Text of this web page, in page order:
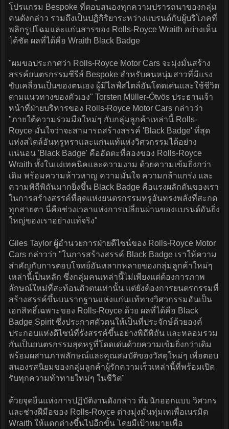
โปรแกรม Bespoke ที่ตอบสนองทุกความปรารถนาของกลุ่ม
คนดังกล่าว รวมถึงเป็นปฏิกิริยาระหว่างแบรนด์กับผู้บริโภคที่
พลิกรูปโฉมและแก่นสารของ Rolls-Royce Wraith อย่างเห็น
ได้ชัด ผลที่ได้คือ Wraith Black Badge
"ผมขอประกาศว่า Rolls-Royce Motor Cars จะมุ่งมั่นสร้าง
สรรค์ยนตรกรรมซีรีส์ Bespoke สำหรับคนหนุ่มสาวที่มีแรง
ขับเคลื่อนเป็นของตนเอง ผู้มีไลฟ์สไตล์อันโดดเด่นและใช้ชีวิต
ตามแนวทางของตัวเอง" Torsten Müller-Ötvös ประธานเจ้า
หน้าที่ฝ่ายบริหารของ Rolls-Royce Motor Cars กล่าวว่า
"ภายใต้ความร่วมมือใหม่ๆ กับกลุ่มลูกค้าเหล่านี้ Rolls-
Royce มั่นใจว่าจะสามารถสร้างสรรค์ 'Black Badge' ที่สุด
แห่งสไตล์อันหรูหราและแก่นแท้แห่งวิศวกรรมได้อย่าง
แน่นอน 'Black Badge' คืออัตตะที่สองของ Rolls-Royce
Wraith ทั้งในแง่เทคนิคและความงาม ด้วยความเข้มยิ่งกว่า
เดิม พร้อมความห้าวหาญ ความมั่นใจ ความกล้าแกร่ง และ
ความพิถีพิถันมากยิ่งขึ้น Black Badge คือแรงผลักดันของเรา
ในการสร้างสรรค์ที่สุดแห่งยนตรกรรมหรูอันทรงพลังที่สะกด
ทุกสายตา นี่คือช่วงเวลาแห่งการเปลี่ยนผ่านของแบรนด์อันยิ่ง
ใหญ่ของเราอย่างแท้จริง"
Giles Taylor ผู้อำนวยการฝ่ายดีไซน์ของ Rolls-Royce Motor
Cars กล่าวว่า "ในการสร้างสรรค์ Black Badge เราให้ความ
สำคัญกับการตอบโจทย์อันหลากหลายของกลุ่มลูกค้าใหม่ๆ
เหล่านี้เป็นหลัก ซึ่งกลุ่มคนเหล่านี้ไม่เพียงแต่ต้องการภาพ
ลักษณ์ใหม่ที่สะท้อนตัวตนเท่านั้น แต่ยังต้องการยนตรกรรมที่
สร้างสรรค์ขึ้นบนรากฐานแห่งแก่นแท้ทางวิศวกรรมอันเป็น
เอกสิทธิ์เฉพาะของ Rolls-Royce ด้วย ผลที่ได้คือ Black
Badge Spirit ซึ่งประกาศตัวตนให้เป็นที่ประจักษ์ด้วยองค์
ประกอบแห่งดีไซน์ที่รังสรรค์ขึ้นอย่างพิถีพิถัน และหลอมรวม
กันเป็นยนตรกรรมสุดหรูที่โดดเด่นด้วยความเข้มยิ่งกว่าเดิม
พร้อมผสานภาพลักษณ์และคุณสมบัติของวัสดุใหม่ๆ เพื่อตอบ
สนองรสนิยมของกลุ่มลูกค้าผู้รักความเร็วเหล่านี้ที่พร้อมเปิด
รับทุกความท้าทายใหม่ๆ ในชีวิต"
ด้วยจุดยืนแห่งการปฏิบัติงานดังกล่าว ทีมนักออกแบบ วิศวกร
และช่างฝีมือของ Rolls-Royce ต่างมุ่งมั่นทุ่มเทเพื่อเนรมิต
Wraith ให้แตกต่างขึ้นไปอีกขั้น โดยมีเป้าหมายเพื่อ